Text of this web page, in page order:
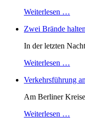
Weiterlesen …
Zwei Brände
In der letzten
Weiterlesen …
Verkehrsführung
Am Berliner
Weiterlesen …